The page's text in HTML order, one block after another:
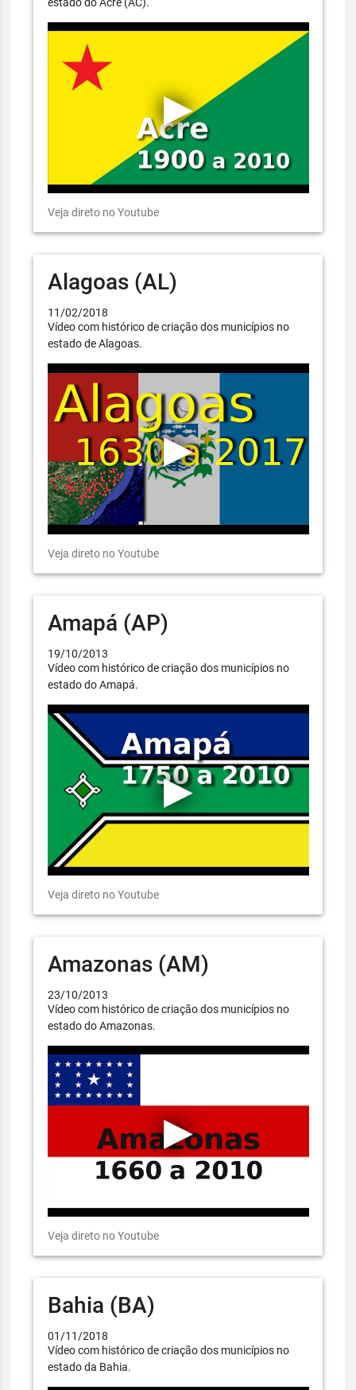
Veja direto no Youtube
Alagoas (AL)
11/02/2018
Vídeo com histórico de criação dos municípios no
estado de Alagoas.
Veja direto no Youtube
Amapá (AP)
19/10/2013
Vídeo com histórico de criação dos municípios no
estado do Amapá.
Veja direto no Youtube
Amazonas (AM)
23/10/2013
Vídeo com histórico de criação dos municípios no
estado do Amazonas.
Veja direto no Youtube
Bahia (BA)
01/11/2018
Vídeo com histórico de criação dos municípios no
estado da Bahia.